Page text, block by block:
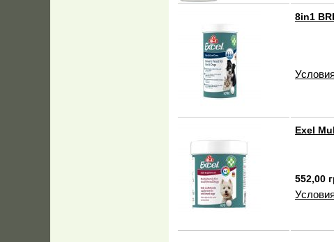
8in1
Exel
552,00